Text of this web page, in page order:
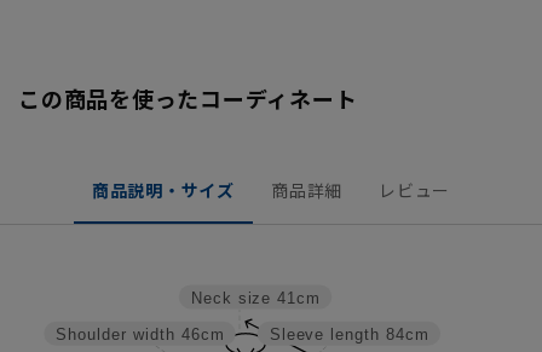
この商品を使ったコーディネート
商品説明・サイズ 商品詳細 レビュー
Sleeve length 84cm
Neck size 41cm
Shoulder width 46cm